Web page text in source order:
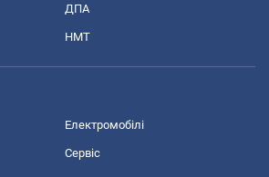
ДПА
НМТ
Електромобілі
Сервіс